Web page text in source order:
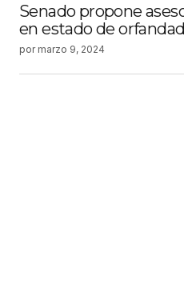
Senado propone
en estado de orfandad
por marzo 9, 2024